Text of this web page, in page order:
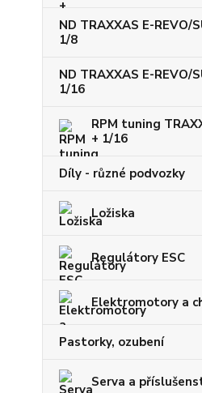
ND TRAXXAS E-REVO/
1/8
ND TRAXXAS E-REVO/
1/16
RPM tuning
+ 1/16
Díly - různé podvozky
Ložiska
Regulátory ESC
Elektromotory a
Pastorky, ozubení
Serva a